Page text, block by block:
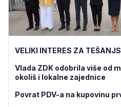
VELIKI INTERES ZA
Vlada ZDK odobrila više od
okoliš i lokalne zajednice
Povrat PDV-a na kupovinu